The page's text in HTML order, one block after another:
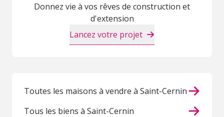
Donnez vie à vos rêves de construction et
d'extension
Lancez votre projet
Toutes les maisons à vendre à Saint-Cernin
Tous les biens à Saint-Cernin